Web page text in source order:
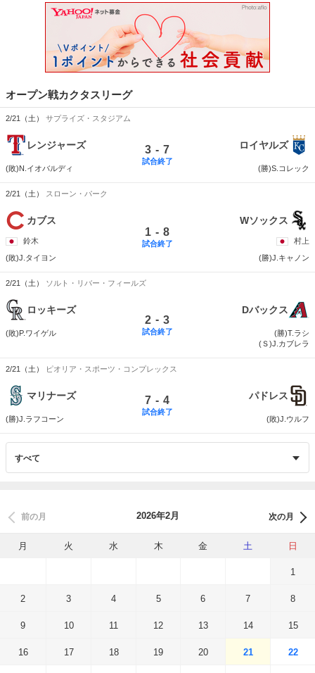
オープン戦カクタスリーグ
2/21（土） サプライズ・スタジアム
レンジャーズ
(敗)N.イオバルディ
3 - 7
試合終了
ロイヤルズ
(勝)S.コレック
2/21（土） スローン・パーク
カブス
鈴木
(敗)J.タイヨン
1 - 8
試合終了
Wソックス
村上
(勝)J.キャノン
2/21（土） ソルト・リバー・フィールズ
ロッキーズ
(敗)P.ワイゲル
2 - 3
試合終了
Dバックス
(勝)T.ラシ
(Ｓ)J.カブレラ
2/21（土） ピオリア・スポーツ・コンプレックス
マリナーズ
(勝)J.ラフコーン
7 - 4
試合終了
パドレス
(敗)J.ウルフ
前の月 2026年2月 次の月
月 火 水 木 金 土 日
1
2 3 4 5 6 7 8
9 10 11 12 13 14 15
16 17 18 19 20 21 22